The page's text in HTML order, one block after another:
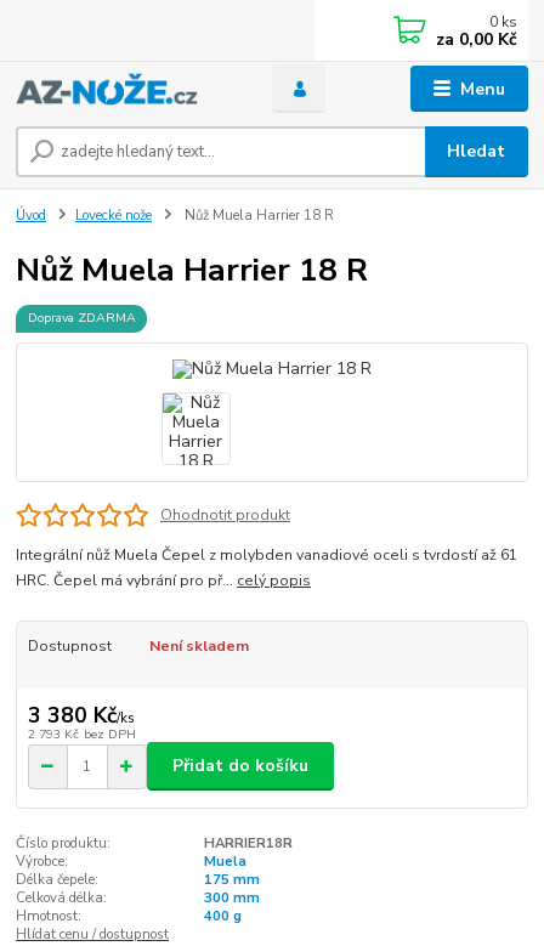
Menu
Hledat
0 ks
za 0,00 Kč
Úvod Lovecké nože Nůž Muela Harrier 18 R
Nůž Muela Harrier 18 R
Doprava ZDARMA
Ohodnotit produkt
Integrální nůž Muela Čepel z molybden vanadiové oceli s tvrdostí až 61
HRC. Čepel má vybrání pro př... celý popis
Dostupnost Není skladem
3 380 Kč/ks
2 793 Kč bez DPH
Přidat do košíku
Číslo produktu:
HARRIER18R
Výrobce:
Muela
Délka čepele:
175 mm
Celková délka:
300 mm
Hmotnost:
400 g
Hlídat cenu / dostupnost